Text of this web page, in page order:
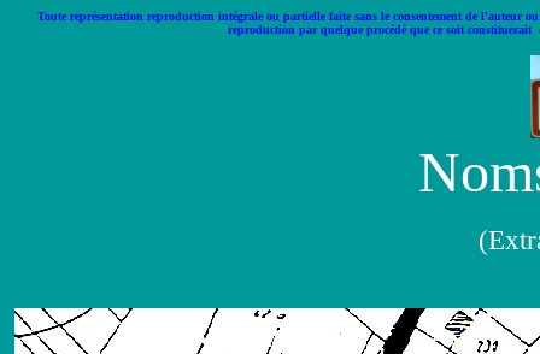
Toute représentation reproduction intégrale ou partielle faite sans le consentement de l'auteur
reproduction par quelque procédé que ce soit constituerait